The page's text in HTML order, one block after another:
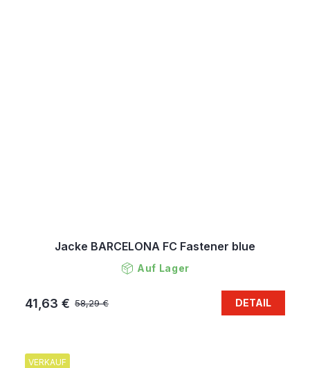
Jacke BARCELONA FC Fastener blue
Auf Lager
58,29 €
41,63 € DETAIL
VERKAUF